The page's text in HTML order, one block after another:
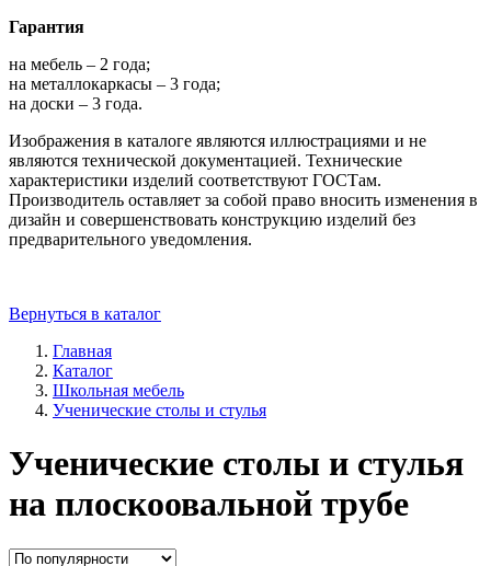
Гарантия
на мебель – 2 года;
на металлокаркасы – 3 года;
на доски – 3 года.
Изображения в каталоге являются иллюстрациями и не
являются технической документацией. Технические
характеристики изделий соответствуют ГОСТам.
Производитель оставляет за собой право вносить изменения в
дизайн и совершенствовать конструкцию изделий без
предварительного уведомления.
Вернуться в каталог
Главная
Каталог
Школьная мебель
Ученические столы и стулья
Ученические столы и стулья
на плоскоовальной трубе